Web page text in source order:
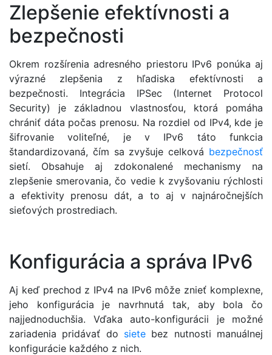
Zlepšenie efektívnosti a
bezpečnosti
Okrem rozšírenia adresného priestoru IPv6 ponúka aj
výrazné zlepšenia z hľadiska efektívnosti a
bezpečnosti. Integrácia IPSec (Internet Protocol
Security) je základnou vlastnosťou, ktorá pomáha
chrániť dáta počas prenosu. Na rozdiel od IPv4, kde je
šifrovanie voliteľné, je v IPv6 táto funkcia
štandardizovaná, čím sa zvyšuje celková bezpečnosť
sietí. Obsahuje aj zdokonalené mechanismy na
zlepšenie smerovania, čo vedie k zvyšovaniu rýchlosti
a efektivity prenosu dát, a to aj v najnáročnejších
sieťových prostrediach.
Konfigurácia a správa IPv6
Aj keď prechod z IPv4 na IPv6 môže znieť komplexne,
jeho konfigurácia je navrhnutá tak, aby bola čo
najjednoduchšia. Vďaka auto-konfigurácii je možné
zariadenia pridávať do siete bez nutnosti manuálnej
konfigurácie každého z nich.